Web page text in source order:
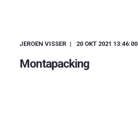
JEROEN VISSER 20 OKT 2021 13:46:00
Montapacking